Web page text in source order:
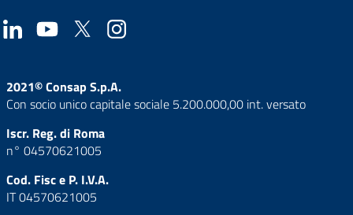
2021© Consap S.p.A.
Con socio unico capitale sociale 5.200.000,00 int. versato
Iscr. Reg. di Roma
n° 04570621005
Cod. Fisc e P. I.V.A.
IT 04570621005